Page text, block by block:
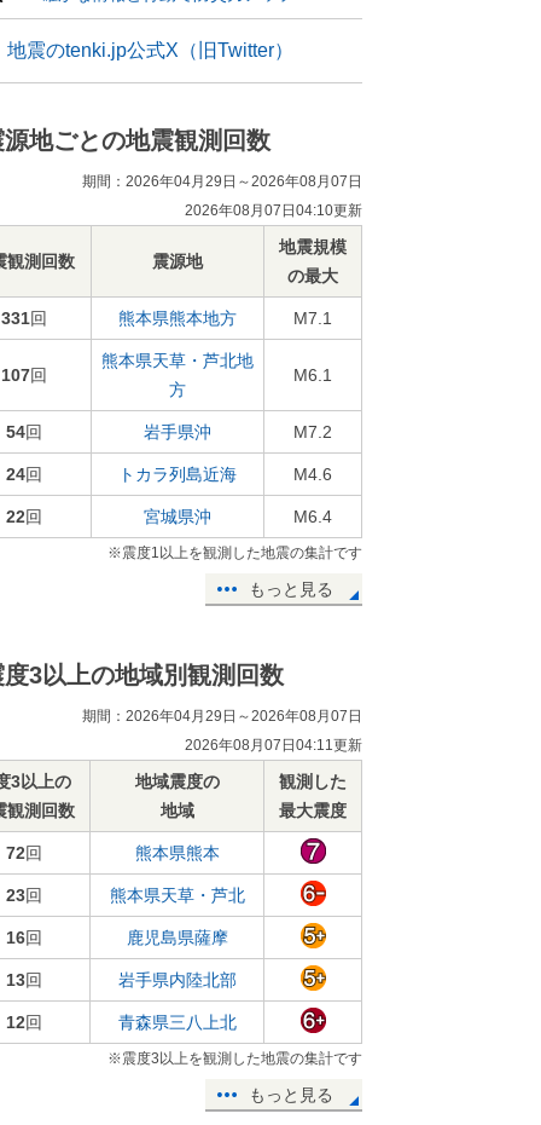
地震のtenki.jp公式X（旧Twitter）
源地ごとの地震観測回数
期間：2026年04月29日～2026年08月07日
2026年08月07日04:10更新
観測回数 震源地
地震規模
の最大
331回 熊本県熊本地方 M7.1
107回
熊本県天草・芦北地
方
M6.1
54回 岩手県沖 M7.2
24回 トカラ列島近海 M4.6
22回 宮城県沖 M6.4
※震度1以上を観測した地震の集計です
もっと見る
度3以上の地域別観測回数
期間：2026年04月29日～2026年08月07日
2026年08月07日04:11更新
3以上の
観測回数
地域震度の
地域
観測した
最大震度
72回 熊本県熊本
23回 熊本県天草・芦北
16回 鹿児島県薩摩
13回 岩手県内陸北部
12回 青森県三八上北
※震度3以上を観測した地震の集計です
もっと見る